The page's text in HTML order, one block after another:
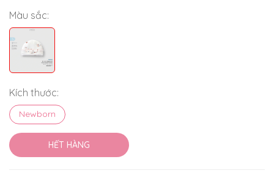
Màu sắc:
Kích thước:
Newborn
HẾT HÀNG